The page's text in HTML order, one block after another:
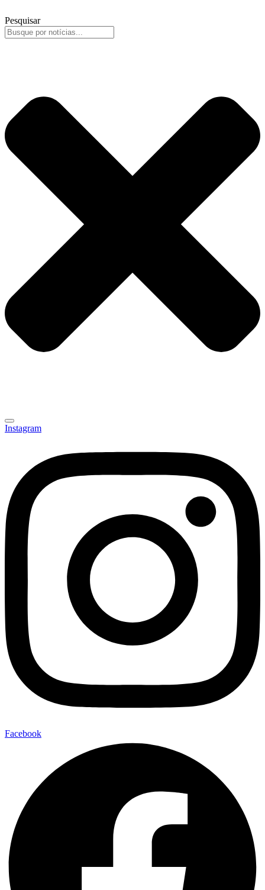
Pesquisar
Instagram
Facebook